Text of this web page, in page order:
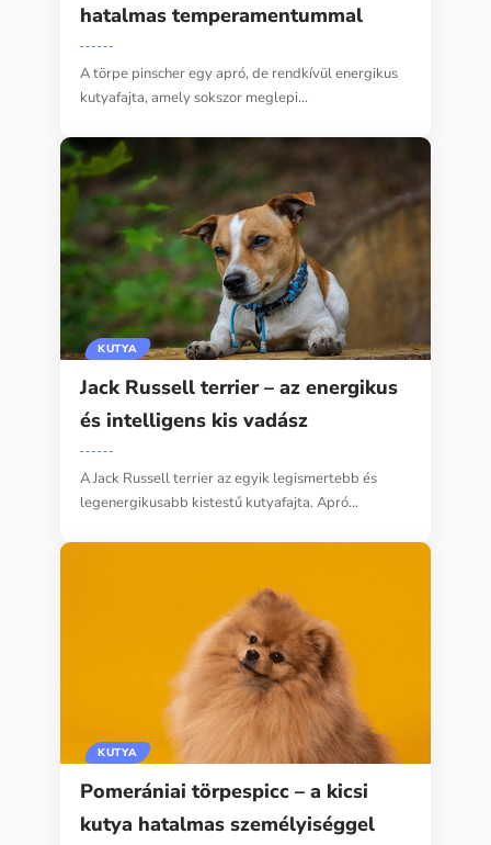
hatalmas temperamentummal
A törpe pinscher egy apró, de rendkívül energikus
kutyafajta, amely sokszor meglepi…
KUTYA
Jack Russell terrier – az energikus
és intelligens kis vadász
A Jack Russell terrier az egyik legismertebb és
legenergikusabb kistestű kutyafajta. Apró…
KUTYA
Pomerániai törpespicc – a kicsi
kutya hatalmas személyiséggel